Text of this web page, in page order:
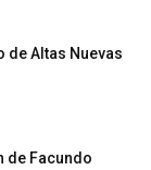
de Altas Nuevas
de Facundo